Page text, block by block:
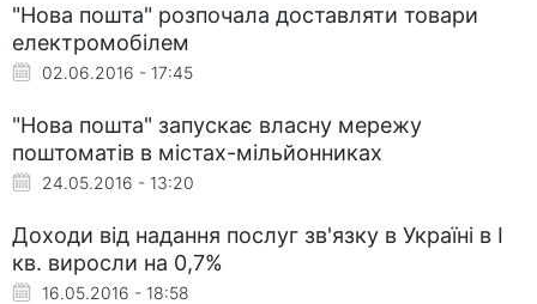
"Нова пошта" розпочала доставляти товари
електромобілем
02.06.2016 - 17:45
"Нова пошта" запускає власну мережу
поштоматів в містах-мільйонниках
24.05.2016 - 13:20
Доходи від надання послуг зв'язку в Україні в I
кв. виросли на 0,7%
16.05.2016 - 18:58